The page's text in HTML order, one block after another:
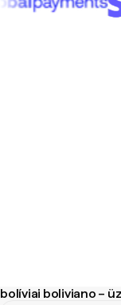
bolíviai boliviano –